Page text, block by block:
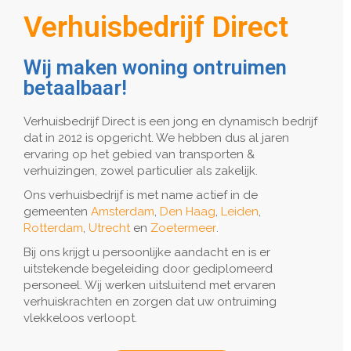
Verhuisbedrijf Direct
Wij maken woning ontruimen
betaalbaar!
Verhuisbedrijf Direct is een jong en dynamisch bedrijf
dat in 2012 is opgericht. We hebben dus al jaren
ervaring op het gebied van transporten &
verhuizingen, zowel particulier als zakelijk.
Ons verhuisbedrijf is met name actief in de
gemeenten Amsterdam, Den Haag, Leiden,
Rotterdam, Utrechten Zoetermeer.
Bij ons krijgt u persoonlijke aandacht en is er
uitstekende begeleiding door gediplomeerd
personeel. Wij werken uitsluitend met ervaren
verhuiskrachten en zorgen dat uw ontruiming
vlekkeloos verloopt.